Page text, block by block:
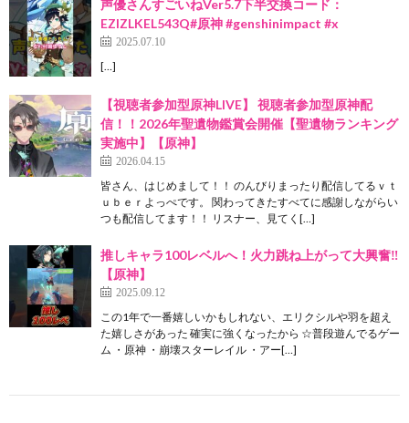
声優さんすごいねVer5.7下半交換コード：
EZIZLKEL543Q#原神 #genshinimpact #x
2025.07.10
[…]
【視聴者参加型原神LIVE】 視聴者参加型原神配
信！！2026年聖遺物鑑賞会開催【聖遺物ランキング
実施中】【原神】
2026.04.15
皆さん、はじめまして！！ のんびりまったり配信してるｖｔ
ｕｂｅｒよっぺです。 関わってきたすべてに感謝しながらい
つも配信してます！！ リスナー、見てく[…]
推しキャラ100レベルへ！火力跳ね上がって大興奮‼
【原神】
2025.09.12
この1年で一番嬉しいかもしれない、エリクシルや羽を超え
た嬉しさがあった 確実に強くなったから ☆普段遊んでるゲー
ム ・原神 ・崩壊スターレイル ・アー[…]